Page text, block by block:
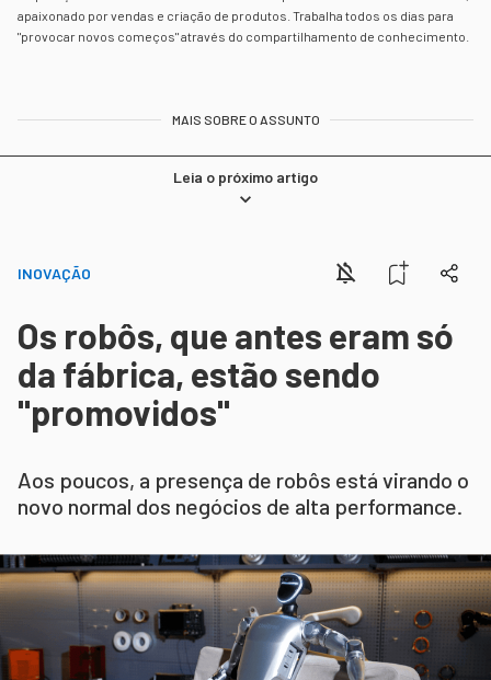
apaixonado por vendas e criação de produtos. Trabalha todos os dias para
"provocar novos começos" através do compartilhamento de conhecimento.
MAIS SOBRE O ASSUNTO
Leia o próximo artigo
INOVAÇÃO
Os robôs, que antes eram só
da fábrica, estão sendo
"promovidos"
Aos poucos, a presença de robôs está virando o
novo normal dos negócios de alta performance.